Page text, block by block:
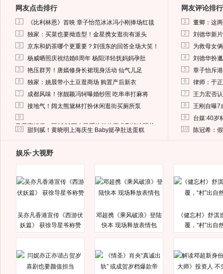
网友点击排行
1 《比利林恩》首映 章子怡范冰冰冯小刚捧场红毯
2 独家：买菜也要拗造型！金星携女逛街有派头
3 京东和奶茶哪个更重要？刘强东的回答全场大笑！
4 杨威晒照庆祝结婚8周年 杨阳洋轻抚妈妈孕肚
5 艳压群芳！唐嫣修身长裙现身活动 仙气儿足
6 独家：姚晨带小土豆逛商场 购置产后新衣
7 成都风味！张靓颖冯轲曝婚纱照 吃串串打麻将
8 接地气！阔太熊黛林打扮休闲逛街买厕所泵
9
马蓉离婚后，砸1000万人民币给媒体要求删掉这照片
10 甜到腻！黄晓明上海庆生 Baby挺孕肚送蛋糕
网友评论排行
1 董卿：这
2 刘德华新
3 为救母女
4 刘德华扮
5 章子怡斥
6 律师：于
7 王力宏否
8 王刚自曝7
9 台媒:40岁
10 陈冠希：
娱乐·大视野
吴亦凡香港宣传《西游伏
妖篇》 获徐导星爷称赞
邓超携《乘风破浪》登陆
快本 现场释放表情包
《健忘村》舒淇
覆，“村”出自